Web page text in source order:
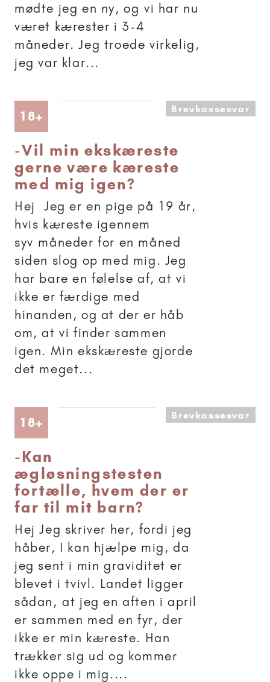
mødte jeg en ny, og vi har nu
været kærester i 3-4
måneder. Jeg troede virkelig,
jeg var klar...
18+ Artikler anbefalet til 18+Brevkassesvar
-Vil min ekskæreste
gerne være kæreste
med mig igen?
Hej Jeg er en pige på 19 år,
hvis kæreste igennem
syv måneder for en måned
siden slog op med mig. Jeg
har bare en følelse af, at vi
ikke er færdige med
hinanden, og at der er håb
om, at vi finder sammen
igen. Min ekskæreste gjorde
det meget...
18+ Artikler anbefalet til 18+Brevkassesvar
-Kan
ægløsningstesten
fortælle, hvem der er
far til mit barn?
Hej Jeg skriver her, fordi jeg
håber, I kan hjælpe mig, da
jeg sent i min graviditet er
blevet i tvivl. Landet ligger
sådan, at jeg en aften i april
er sammen med en fyr, der
ikke er min kæreste. Han
trækker sig ud og kommer
ikke oppe i mig....